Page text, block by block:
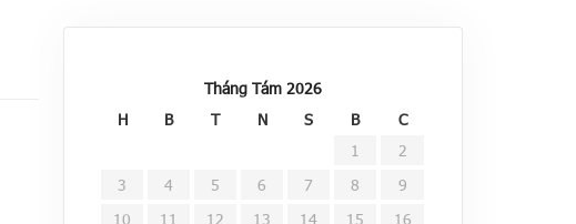
Tháng Tám 2026
H
B T N S B
C
1
2
3
4 5 6 7 8
9
10
11 12 13 14 15
16